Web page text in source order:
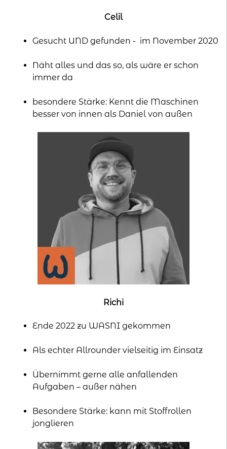
Celil
Gesucht UND gefunden - im November 2020
Näht alles und das so, als wäre er schon
immer da
besondere Stärke: Kennt die Maschinen
besser von innen als Daniel von außen
Richi
Ende 2022 zu WASNI gekommen
Als echter Allrounder vielseitig im Einsatz
Übernimmt gerne alle anfallenden
Aufgaben – außer nähen
Besondere Stärke: kann mit Stoffrollen
jonglieren